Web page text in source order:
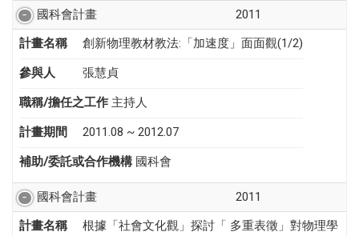
國科會計畫
2011
計畫名稱
創新物理教材教法:「加速度」面面觀(1/2)
參與人 張慧貞
職稱/擔任之工作 主持人
計畫期間 2011.08 ~ 2012.07
補助/委託或合作機構 國科會
國科會計畫
2011
計畫名稱
根據「社會文化觀」探討「 多重表徵」對物理學